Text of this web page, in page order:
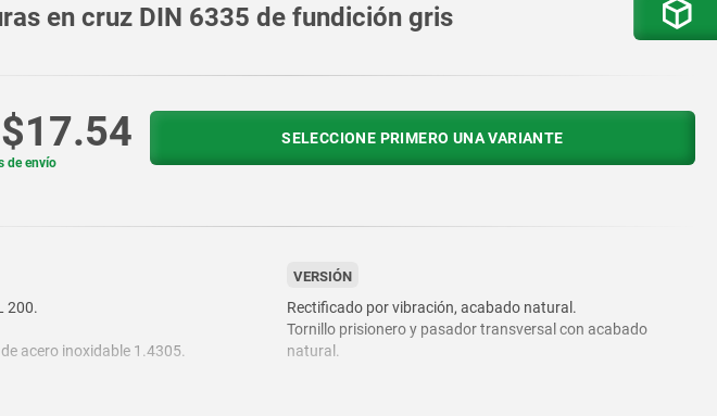
en cruz DIN 6335 de fundición gris
$17.54
de envío
SELECCIONE PRIMERO UNA VARIANTE
200.
acero inoxidable 1.4305.
VERSIÓN
Rectificado por vibración, acabado natural.
Tornillo prisionero y pasador transversal con acabado
natural.